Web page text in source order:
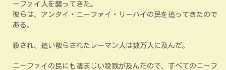
ーファイ人を襲ってきた。
彼らは、アンタイ・ニーファイ・リーハイの民を追ってきたので
ある。
殺され、追い散らされたレーマン人は数万人に及んだ。
ニーファイの民にも凄まじい殺戮が及んだので、すべてのニーフ